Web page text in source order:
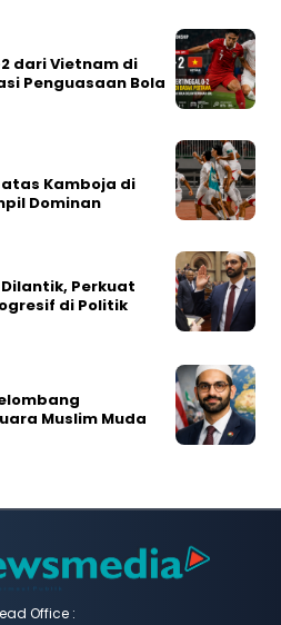
dari Vietnam di
Penguasaan Bola
atas Kamboja di
Dominan
Perkuat
di Politik
Muslim Muda
Office :